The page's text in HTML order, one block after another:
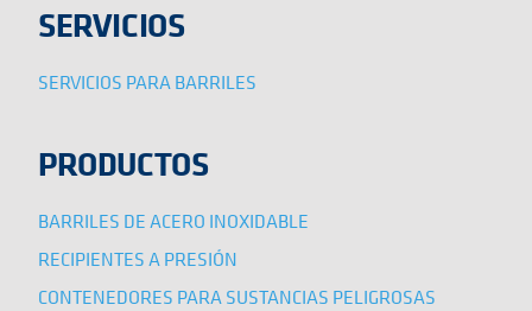
SERVICIOS
SERVICIOS PARA BARRILES
PRODUCTOS
BARRILES DE ACERO INOXIDABLE
RECIPIENTES A PRESIÓN
CONTENEDORES PARA SUSTANCIAS PELIGROSAS